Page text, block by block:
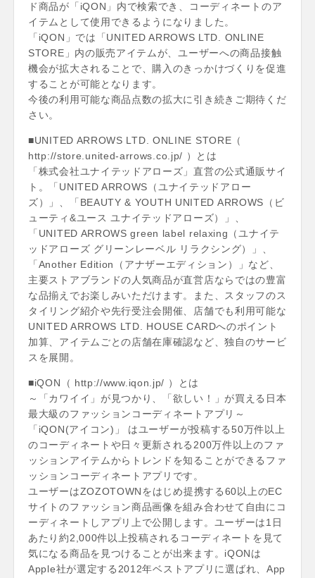
ド商品が「iQON」内で検索でき、コーディネートのア
イテムとして使用できるようになりました。
「iQON」では「UNITED ARROWS LTD. ONLINE
STORE」内の販売アイテムが、ユーザーへの商品接触
機会が拡大されることで、購入のきっかけづくりを促進
することが可能となります。
今後の利用可能な商品点数の拡大に引き続きご期待くだ
さい。
■UNITED ARROWS LTD. ONLINE STORE（
http://store.united-arrows.co.jp/ ）とは
「株式会社ユナイテッドアローズ」直営の公式通販サイ
ト。「UNITED ARROWS（ユナイテッドアロー
ズ）」、「BEAUTY & YOUTH UNITED ARROWS（ビ
ューティ&ユース ユナイテッドアローズ）」、
「UNITED ARROWS green label relaxing（ユナイテ
ッドアローズ グリーンレーベル リラクシング）」、
「Another Edition（アナザーエディション）」など、
主要ストアブランドの人気商品が直営店ならではの豊富
な品揃えでお楽しみいただけます。また、スタッフのス
タイリング紹介や先行受注会開催、店舗でも利用可能な
UNITED ARROWS LTD. HOUSE CARDへのポイント
加算、アイテムごとの店舗在庫確認など、独自のサービ
スを展開。
■iQON（ http://www.iqon.jp/ ）とは
～「カワイイ」が見つかり、「欲しい！」が買える日本
最大級のファッションコーディネートアプリ～
「iQON(アイコン)」 はユーザーが投稿する50万件以上
のコーディネートや日々更新される200万件以上のファ
ッションアイテムからトレンドを知ることができるファ
ッションコーディネートアプリです。
ユーザーはZOZOTOWNをはじめ提携する60以上のEC
サイトのファッション商品画像を組み合わせて自由にコ
ーディネートしアプリ上で公開します。ユーザーは1日
あたり約2,000件以上投稿されるコーディネートを見て
気になる商品を見つけることが出来ます。iQONは
Apple社が選定する2012年ベストアプリに選ばれ、App